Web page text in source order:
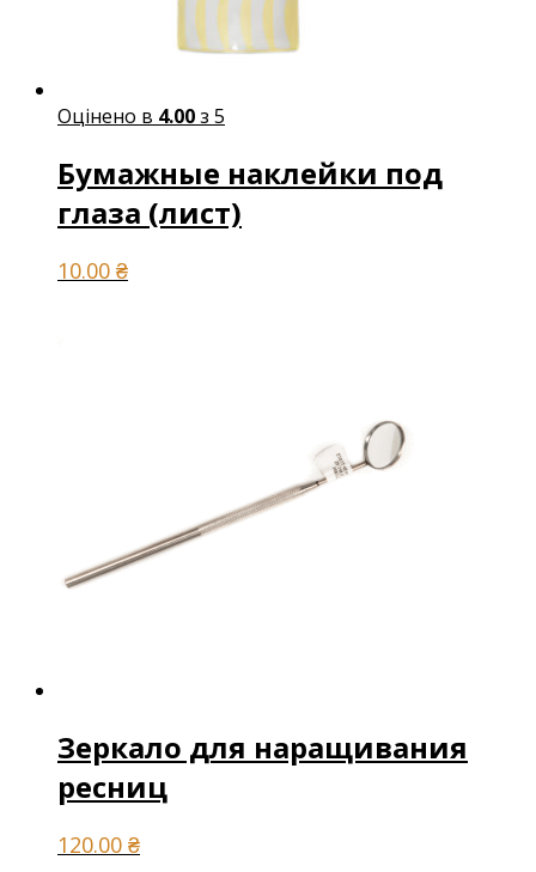
Оцінено в 4.00з 5
Бумажные наклейки под
глаза (лист)
10.00 ₴
Зеркало для наращивания
ресниц
120.00 ₴